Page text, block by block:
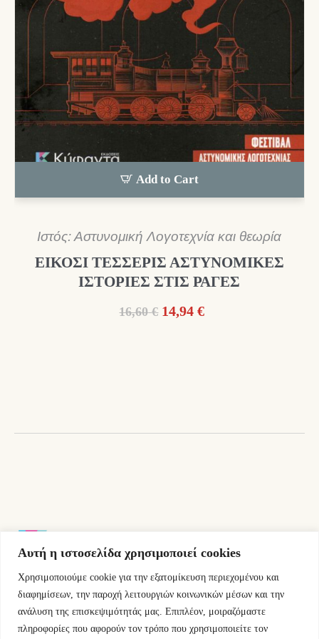
Αυτή η ιστοσελίδα χρησιμοποιεί cookies
Χρησιμοποιούμε cookie για την εξατομίκευση περιεχομένου και
διαφημίσεων, την παροχή λειτουργιών κοινωνικών μέσων και την
ανάλυση της επισκεψιμότητάς μας. Επιπλέον, μοιραζόμαστε
πληροφορίες που αφορούν τον τρόπο που χρησιμοποιείτε τον
Add to Cart
Ιστός: Αστυνομική Λογοτεχνία και θεωρία
ΕΙΚΟΣΙ ΤΕΣΣΕΡΙΣ ΑΣΤΥΝΟΜΙΚΕΣ
ΙΣΤΟΡΙΕΣ ΣΤΙΣ ΡΑΓΕΣ
16,60 € Original
14,94 €Η
Εμμ.Μπενάκη 76 10681 Αθήνα Ελλάδα.
+30.2110084023